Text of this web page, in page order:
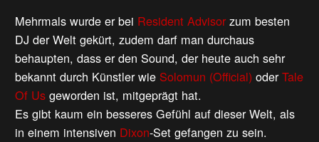
Mehrmals wurde er bei Resident Advisorzum besten
DJ der Welt gekürt, zudem darf man durchaus
behaupten, dass er den Sound, der heute auch sehr
bekannt durch Künstler wie Solomun (Official) oderTale
Of Us geworden ist, mitgeprägt hat.
Es gibt kaum ein besseres Gefühl auf dieser Welt, als
in einem intensiven Dixon-Set gefangen zu sein.